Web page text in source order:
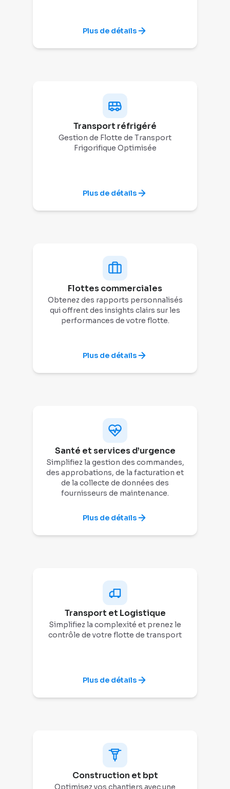
Plus de détails
Transport réfrigéré
Gestion de Flotte de Transport
Frigorifique Optimisée
Plus de détails
Flottes commerciales
Obtenez des rapports personnalisés
qui offrent des insights clairs sur les
performances de votre flotte.
Plus de détails
Santé et services d’urgence
Simplifiez la gestion des commandes,
des approbations, de la facturation et
de la collecte de données des
fournisseurs de maintenance.
Plus de détails
Transport et Logistique
Simplifiez la complexité et prenez le
contrôle de votre flotte de transport
Plus de détails
Construction et bpt